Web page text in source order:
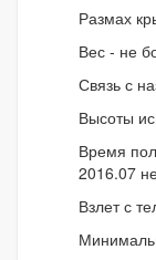
Размах
Вес - не
Связь с
Высоты
Время
2016.07
Взлет с